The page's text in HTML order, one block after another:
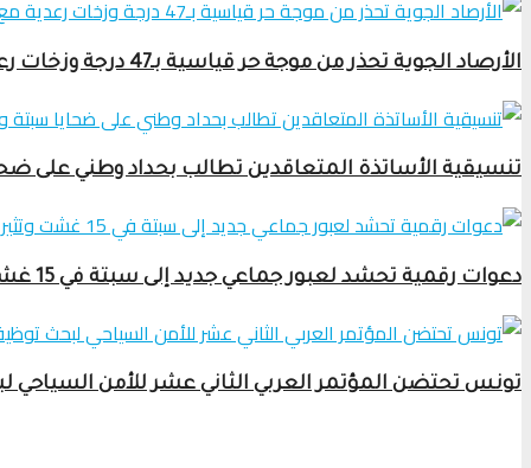
الأرصاد الجوية تحذر من موجة حر قياسية بـ47 درجة وزخات رعدية مع برَد ورياح قوية
تنسيقية الأساتذة المتعاقدين تطالب بحداد وطني على
دعوات رقمية تحشد لعبور جماعي جديد إلى سبتة في 15 غشت وتثير قلق السلطات
تونس تحتضن المؤتمر العربي الثاني عشر للأمن السياحي